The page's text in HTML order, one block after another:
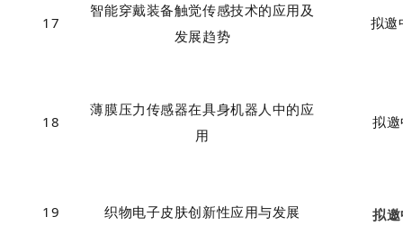
17
智能穿戴装备触觉传感技术的应用及
发展趋势
拟
18
薄膜压力传感器在具身机器人中的应
用
拟
19 织物电子皮肤创新性应用与发展 拟